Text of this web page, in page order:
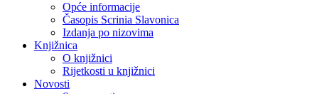
Opće informacije
Časopis Scrinia Slavonica
Izdanja po nizovima
Knjižnica
O knjižnici
Rijetkosti u knjižnici
Novosti